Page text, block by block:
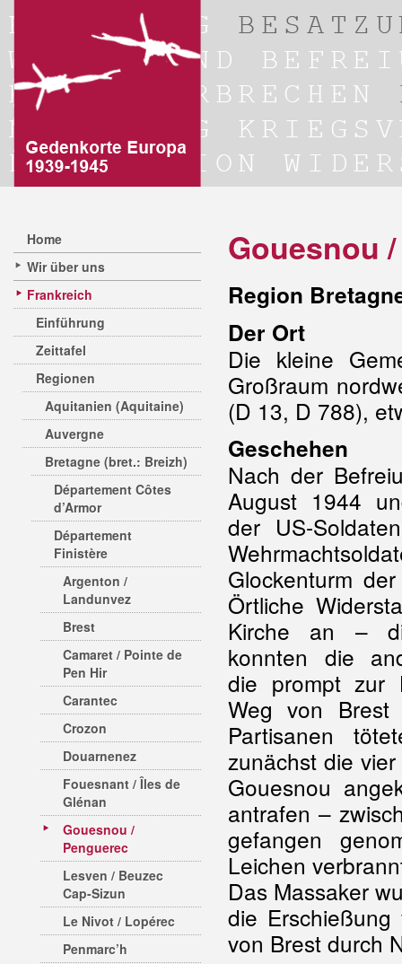
Home
Wir über uns
Frankreich
Einführung
Zeittafel
Regionen
Aquitanien (Aquitaine)
Auvergne
Bretagne (bret.: Breizh)
Département Côtes
d’Armor
Département
Finistère
Argenton /
Landunvez
Brest
Camaret / Pointe de
Pen Hir
Carantec
Crozon
Douarnenez
Fouesnant / Îles de
Glénan
Gouesnou /
Penguerec
Lesven / Beuzec
Cap-Sizun
Le Nivot / Lopérec
Penmarc’h
Gouesnou
Region
Der Ort
Die kleine
Großraum
(D 13, D 788),
Geschehen
Nach der
August 1944
der US-
Glockenturm
Örtliche
Kirche an –
konnten die
die prompt zur
Weg von
Partisanen
zunächst die
Gouesnou
antrafen –
gefangen
Leichen
Das Massaker
die
von Brest durch